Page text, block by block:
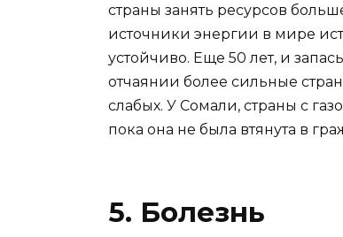
страны занять ресурсов
источники энергии в мире
устойчиво. Еще 50 лет, и
отчаянии более сильные
слабых. У Сомали, страны с
пока она не была втянута в
5. Болезнь